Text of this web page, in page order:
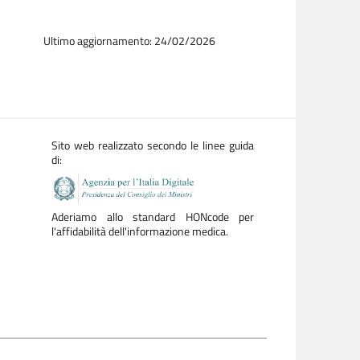
Ultimo aggiornamento: 24/02/2026
Sito web realizzato secondo le linee guida
di:
Aderiamo allo standard HONcode per
l'affidabilità dell'informazione medica.